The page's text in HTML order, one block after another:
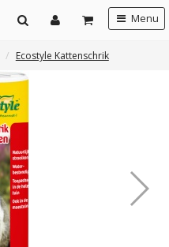
Menu
Ecostyle Kattenschrik